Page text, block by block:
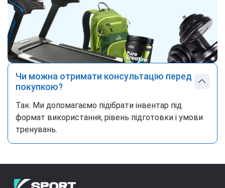
Чи можна отримати консультацію перед
покупкою?
Так. Ми допомагаємо підібрати інвентар під
формат використання, рівень підготовки і умови
тренувань.